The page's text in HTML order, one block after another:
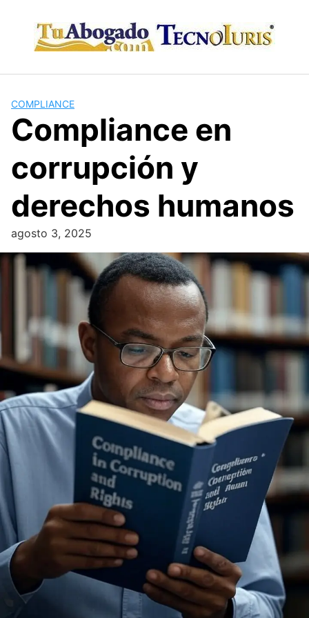
content
COMPLIANCE
Compliance en
corrupción y
derechos humanos
agosto 3, 2025